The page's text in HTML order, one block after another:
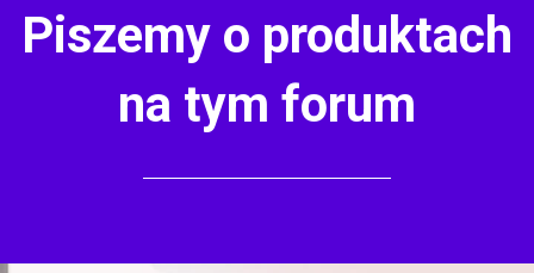
Piszemy o produktach
na tym forum